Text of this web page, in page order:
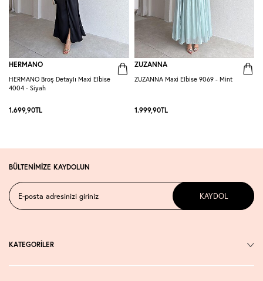
HERMANO
HERMANO Broş Detaylı Maxi Elbise
4004 - Siyah
1.699,90TL
ZUZANNA
ZUZANNA Maxi Elbise 9069 - Mint
1.999,90TL
BÜLTENİMİZE KAYDOLUN
KAYDOL
KATEGORİLER